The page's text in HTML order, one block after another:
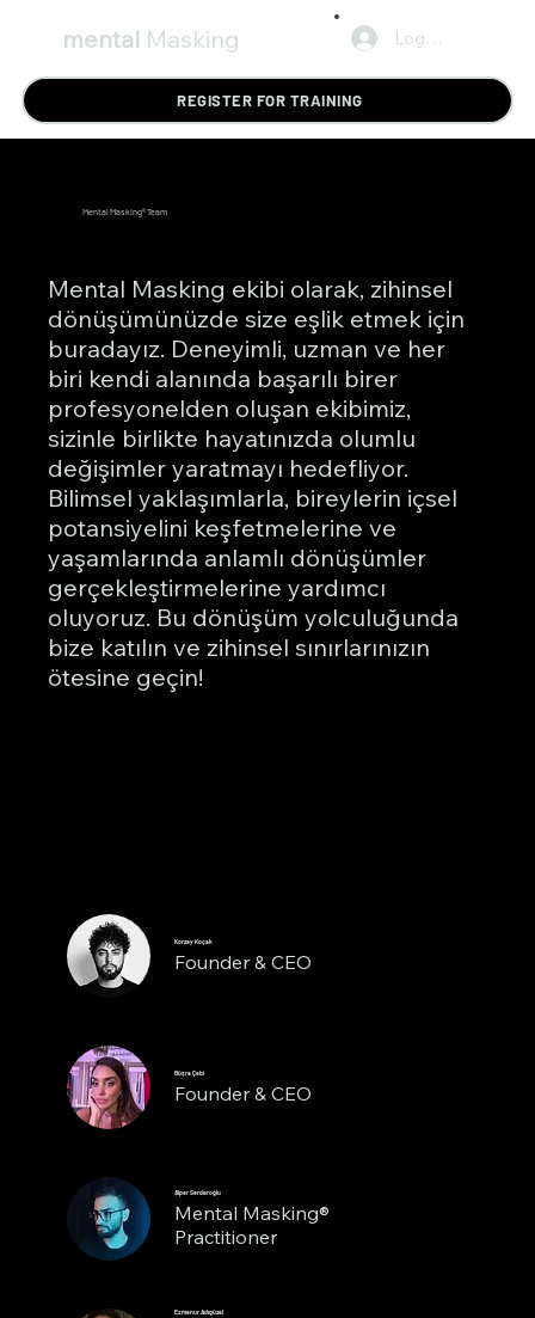
mental Masking Log In
REGISTER FOR TRAINING
Mental Masking®Team
​Mental Masking ekibi olarak, zihinsel
dönüşümünüzde size eşlik etmek için
buradayız. Deneyimli, uzman ve her
biri kendi alanında başarılı birer
profesyonelden oluşan ekibimiz,
sizinle birlikte hayatınızda olumlu
değişimler yaratmayı hedefliyor.
Bilimsel yaklaşımlarla, bireylerin içsel
potansiyelini keşfetmelerine ve
yaşamlarında anlamlı dönüşümler
gerçekleştirmelerine yardımcı
oluyoruz. Bu dönüşüm yolculuğunda
bize katılın ve zihinsel sınırlarınızın
ötesine geçin!
Korzay Koçak
Founder & CEO
Büşra Çebi
Founder & CEO
Alper Serdaroğlu
Mental Masking®
Practitioner
Esmanur Adıgüzel